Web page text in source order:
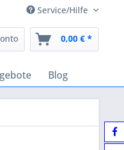
Service/Hilfe
0,00 € *
Blog